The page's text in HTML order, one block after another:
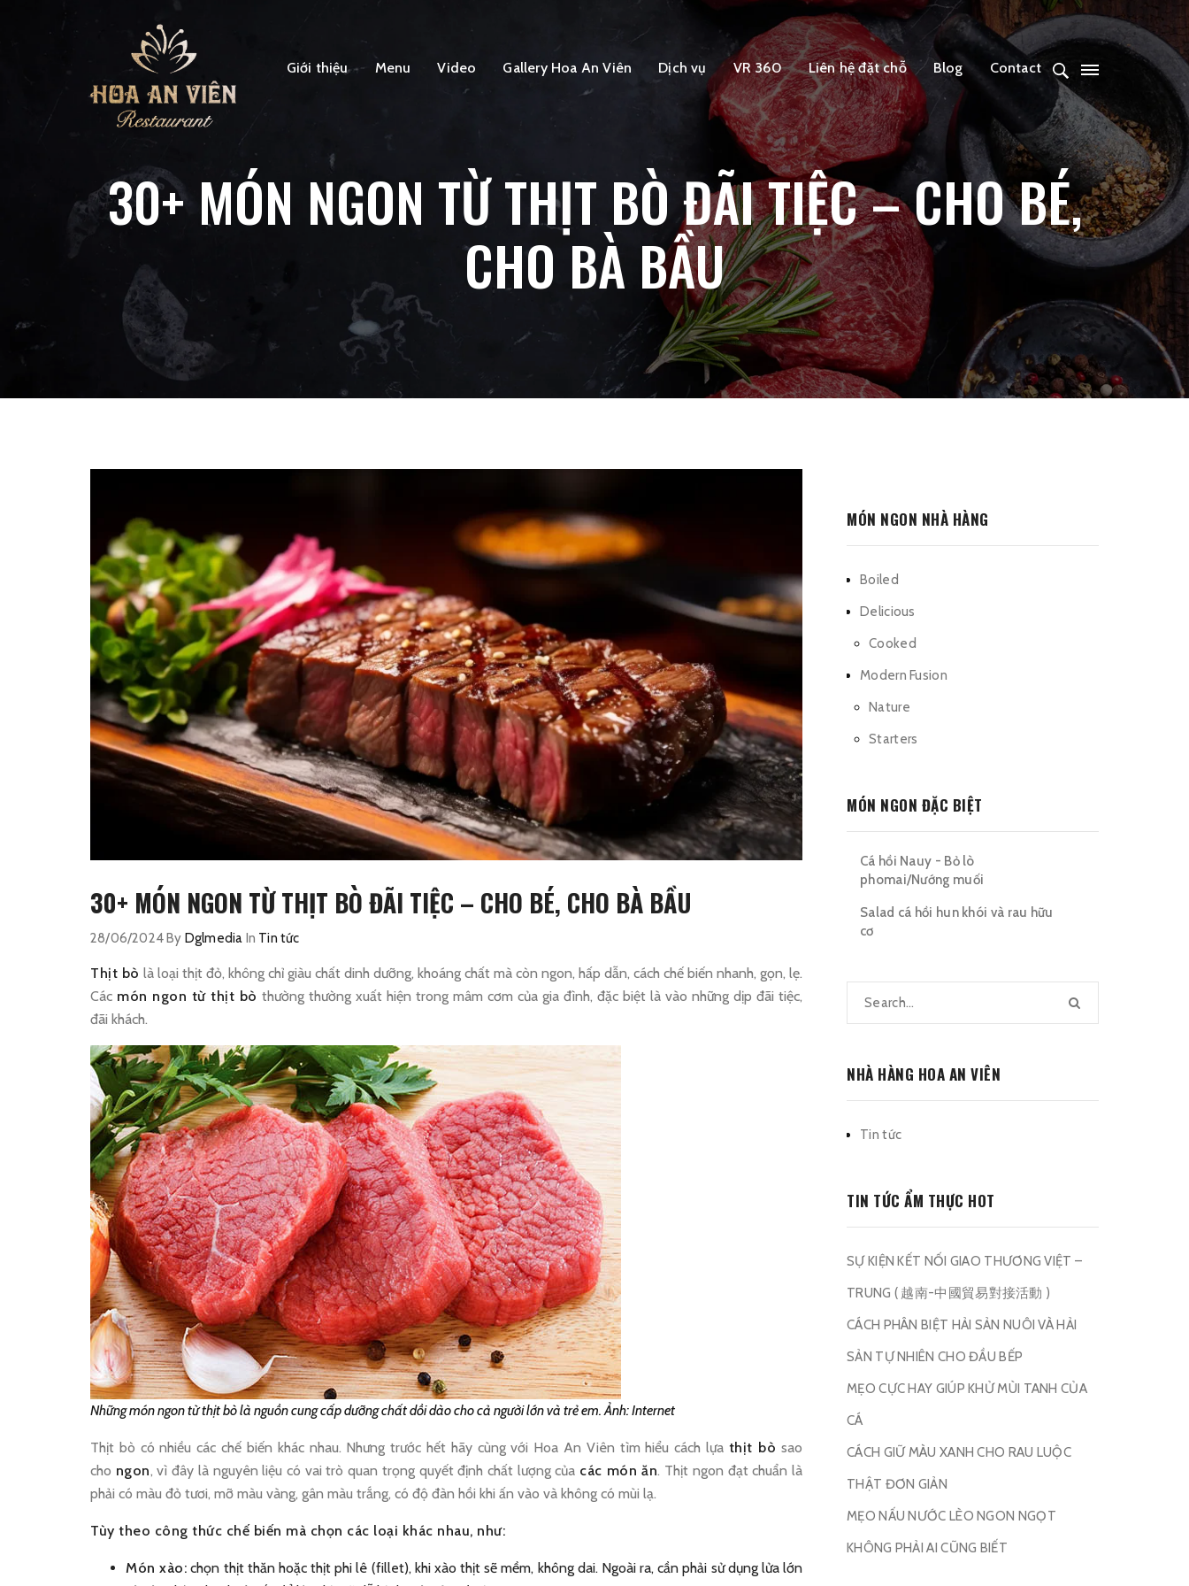
Giới thiệu Menu Video Gallery Hoa An Viên Dịch vụ VR 360 Liên hệ đặt chỗ Blog Contact
30+ MÓN NGON TỪ THỊT BÒ ĐÃI TIỆC – CHO BÉ,
CHO BÀ BẦU
30+ MÓN NGON TỪ THỊT BÒ ĐÃI TIỆC – CHO BÉ, CHO BÀ BẦU
28/06/2024By Dglmedia In Tin tức
Thịt bò là loại thịt đỏ, không chỉ giàu chất dinh dưỡng, khoáng chất mà còn ngon, hấp dẫn, cách chế biến nhanh, gọn, lẹ.
Các món ngon từ thịt bò thường thường xuất hiện trong mâm cơm của gia đình, đặc biệt là vào những dịp đãi tiệc,
đãi khách.
Những món ngon từ thịt bò là nguồn cung cấp dưỡng chất dồi dào cho cả người lớn và trẻ em. Ảnh: Internet
Thịt bò có nhiều các chế biến khác nhau. Nhưng trước hết hãy cùng với Hoa An Viên tìm hiểu cách lựa thịt bò sao
cho ngon, vì đây là nguyên liệu có vai trò quan trọng quyết định chất lượng của các món ăn. Thịt ngon đạt chuẩn là
phải có màu đỏ tươi, mỡ màu vàng, gân màu trắng, có độ đàn hồi khi ấn vào và không có mùi lạ.
Tùy theo công thức chế biến mà chọn các loại khác nhau, như:
Món xào: chọn thịt thăn hoặc thịt phi lê (fillet), khi xào thịt sẽ mềm, không dai. Ngoài ra, cần phải sử dụng lửa lớn
MÓN NGON NHÀ HÀNG
Boiled
Delicious
Cooked
Modern Fusion
Nature
Starters
MÓN NGON ĐẶC BIỆT
Cá hồi Nauy - Bỏ lò
phomai/Nướng muối
Salad cá hồi hun khói và rau hữu
cơ
NHÀ HÀNG HOA AN VIÊN
Tin tức
TIN TỨC ẨM THỰC HOT
SỰ KIỆN KẾT NỐI GIAO THƯƠNG VIỆT –
TRUNG ( 越南-中國貿易對接活動 )
CÁCH PHÂN BIỆT HẢI SẢN NUÔI VÀ HẢI
SẢN TỰ NHIÊN CHO ĐẦU BẾP
MẸO CỰC HAY GIÚP KHỬ MÙI TANH CỦA
CÁ
CÁCH GIỮ MÀU XANH CHO RAU LUỘC
THẬT ĐƠN GIẢN
MẸO NẤU NƯỚC LÈO NGON NGỌT
KHÔNG PHẢI AI CŨNG BIẾT